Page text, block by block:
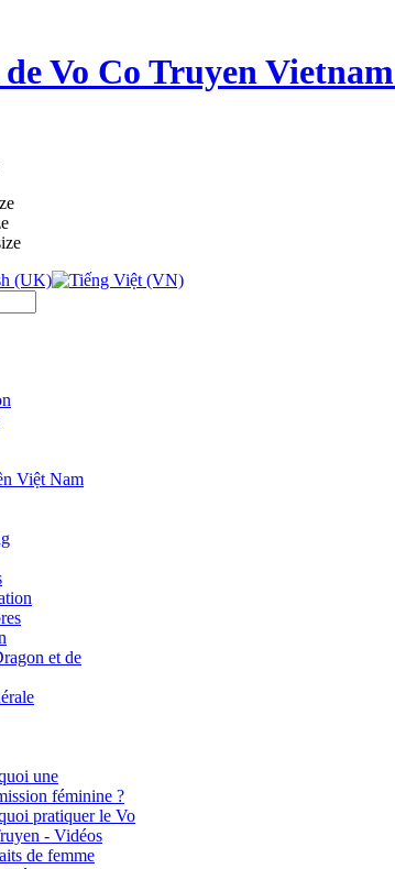
Vo Co Truyen
Việt Nam
et de
une
féminine ?
pratiquer le Vo
- Vidéos
de femme